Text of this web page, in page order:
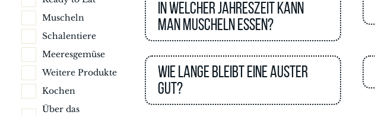
Muscheln
Schalentiere
Meeresgemüse
Weitere Produkte
Kochen
Über das
In welcher Jahreszeit kann
man Muscheln essen?
Wie lange bleibt eine Auster
gut?